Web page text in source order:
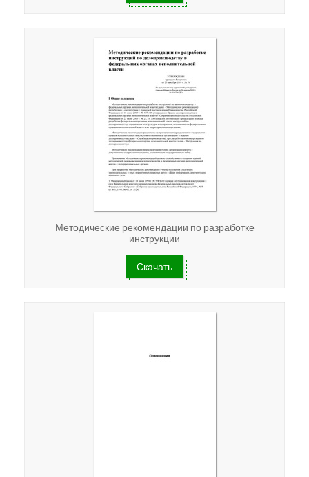
Методические рекомендации по разработке
инструкции
Скачать